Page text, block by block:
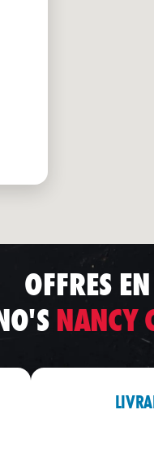
OFFRES
NANCY